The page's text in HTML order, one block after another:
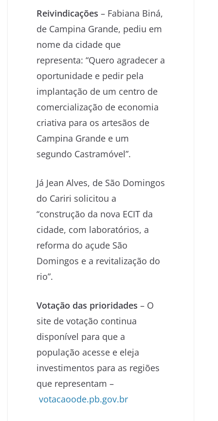
Reivindicações – Fabiana Biná,
de Campina Grande, pediu em
nome da cidade que
representa: “Quero agradecer a
oportunidade e pedir pela
implantação de um centro de
comercialização de economia
criativa para os artesãos de
Campina Grande e um
segundo Castramóvel”.
Já Jean Alves, de São Domingos
do Cariri solicitou a
“construção da nova ECIT da
cidade, com laboratórios, a
reforma do açude São
Domingos e a revitalização do
rio”.
Votação das prioridades – O
site de votação continua
disponível para que a
população acesse e eleja
investimentos para as regiões
que representam –
votacaoode.pb.gov.br